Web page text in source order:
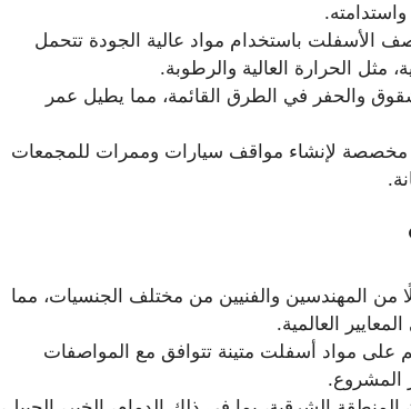
الأسفلت باستخدام مواد عالية الجودة تتحمل
مثل الحرارة العالية والرطوبة.
والحفر في الطرق القائمة، مما يطيل عمر
مخصصة لإنشاء مواقف سيارات وممرات للمجمعات
من المهندسين والفنيين من مختلف الجنسيات، مما
العالمية.
على مواد أسفلت متينة تتوافق مع المواصفات
المشروع.